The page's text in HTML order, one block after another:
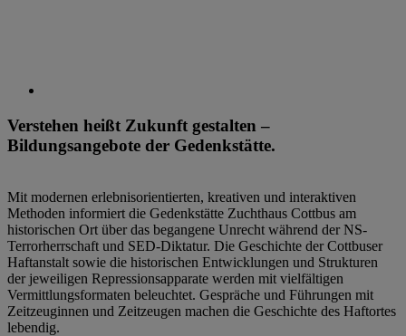
Verstehen heißt Zukunft gestalten –
Bildungsangebote der Gedenkstätte.
Mit modernen erlebnisorientierten, kreativen und interaktiven
Methoden informiert die Gedenkstätte Zuchthaus Cottbus am
historischen Ort über das begangene Unrecht während der NS-
Terrorherrschaft und SED-Diktatur. Die Geschichte der Cottbuser
Haftanstalt sowie die historischen Entwicklungen und Strukturen
der jeweiligen Repressionsapparate werden mit vielfältigen
Vermittlungsformaten beleuchtet. Gespräche und Führungen mit
Zeitzeuginnen und Zeitzeugen machen die Geschichte des Haftortes
lebendig.